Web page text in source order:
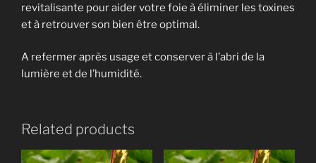
revitalisante pour aider votre foie à éliminer les toxines
et à retrouver son bien être optimal.
A refermer après usage et conserver à l’abri de la
lumière et de l’humidité.
Related products